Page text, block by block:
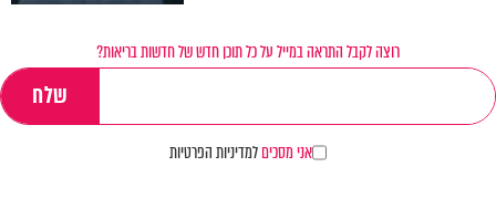
רוצה לקבל התראה במייל על כל תוכן חדש של חדשות בריאות?
אני מסכיםלמדיניות הפרטיות